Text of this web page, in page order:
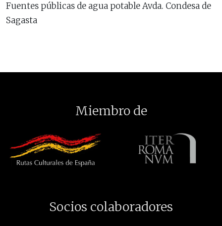
Fuentes públicas de agua potable Avda. Condesa de
Sagasta
Miembro de
Socios colaboradores